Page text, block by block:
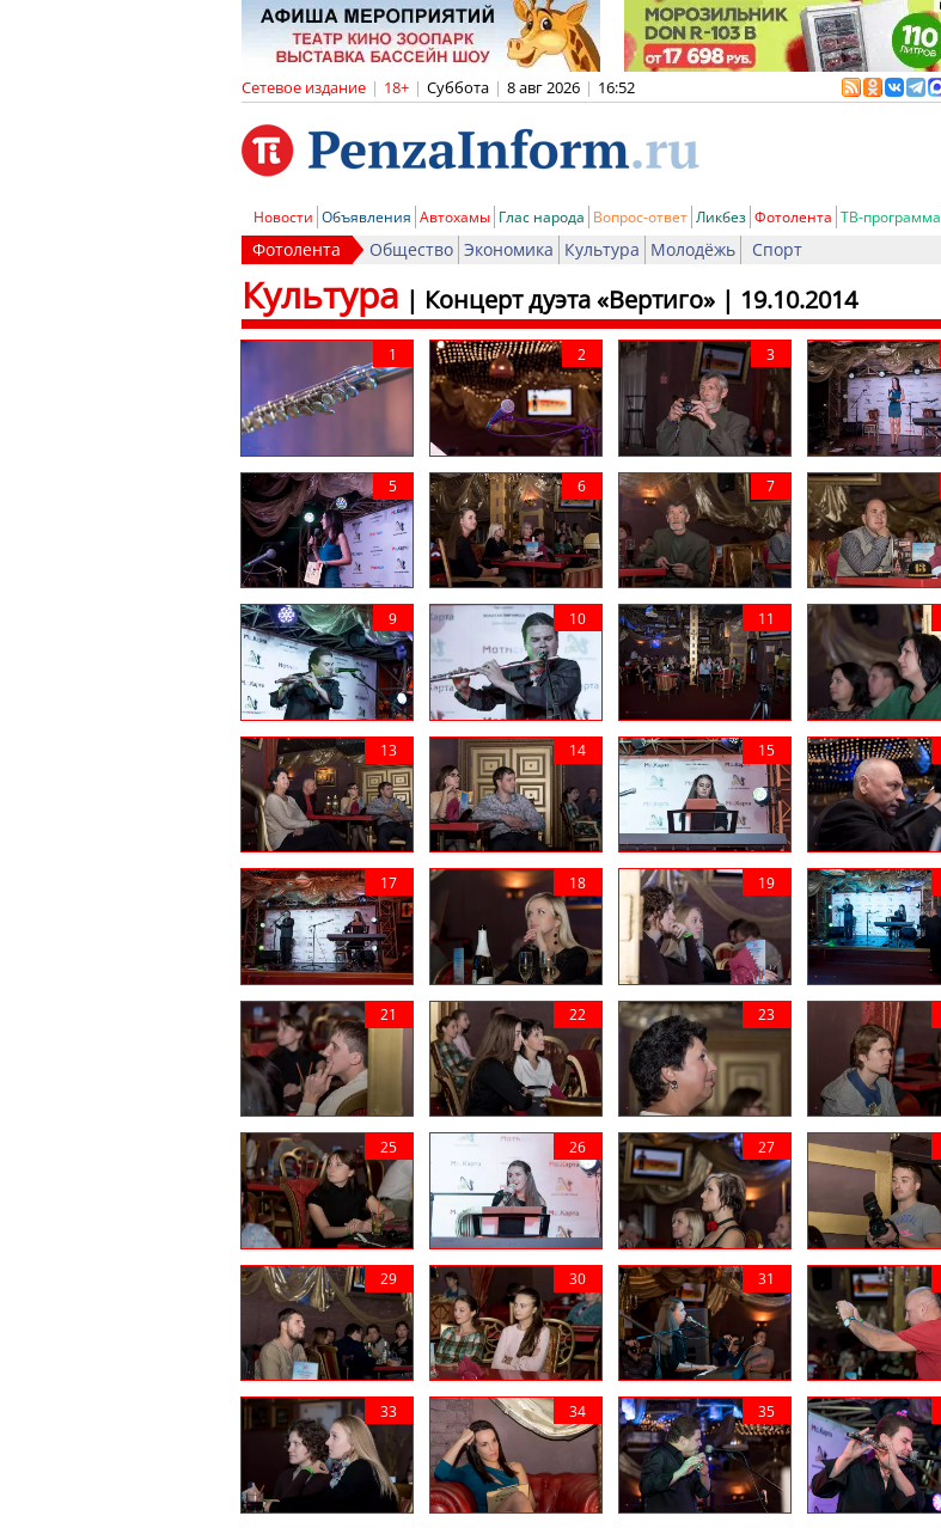
Сетевое издание | 18+ | Суббота | 8 авг 2026 | 16:52
Новости Объявления Автохамы Глас народа Вопрос-ответ Ликбез Фотолента ТВ-программа
Фотолента Общество Экономика Культура Молодёжь Спорт
Культура | Концерт дуэта «Вертиго» | 19.10.2014